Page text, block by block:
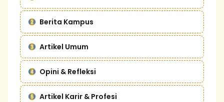
Berita Kampus
Artikel Umum
Opini & Refleksi
Artikel Karir & Profesi